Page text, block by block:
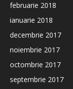
februarie 2018
ianuarie 2018
decembrie 2017
noiembrie 2017
octombrie 2017
septembrie 2017